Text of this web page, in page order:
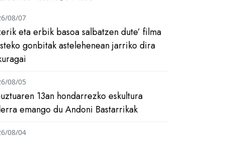
eta erbik basoa salbatzen dute’ filma
gonbitak astelehenean jarriko dira
08/07
13an hondarrezko eskultura
emango du Andoni Bastarrikak
08/05
08/04